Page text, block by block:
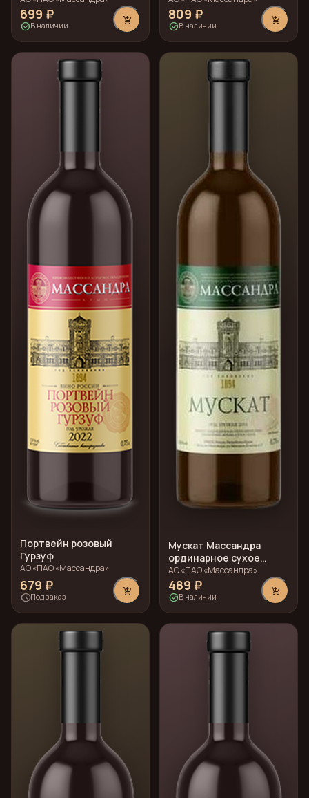
699 ₽
check_circleВ наличии add_shopping_cart 809 ₽
check_circleВ наличии add_shopping_cart
Портвейн розовый
Гурзуф
АО «ПАО «Массандра»
679 ₽
scheduleПод заказ add_shopping_cart
Мускат Массандра
ординарное сухое
белое
АО «ПАО «Массандра»
489 ₽
check_circleВ наличии add_shopping_cart